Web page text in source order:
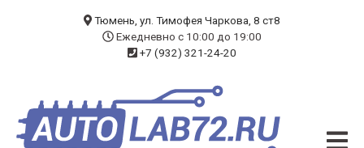
ЧИП-ТЮНИНГ
ДИАГНОСТИКА
Тюмень, ул. Тимофея Чаркова, 8 ст8
Ежедневно с 10:00 до 19:00
+7 (932) 321-24-20